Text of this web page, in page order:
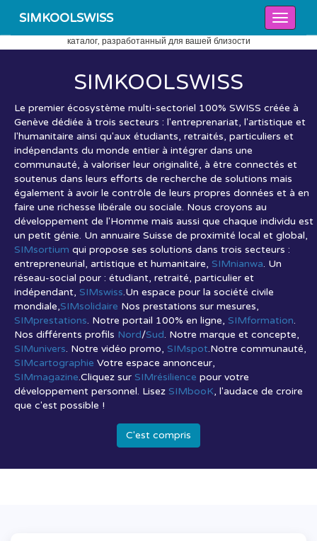
SIMKOOLSWISS
каталог, разработанный для вашей близости
SIMKOOLSWISS
Le premier écosystème multi-sectoriel 100% SWISS créée à
Genève dédiée à trois secteurs : l'entreprenariat, l'artistique et
l'humanitaire ainsi qu'aux étudiants, retraités, particuliers et
indépendants du monde entier à intégrer dans une
communauté, à valoriser leur originalité, à être connectés et
soutenus dans leurs efforts de recherche de solutions mais
également à avoir le contrôle de leurs propres données et à en
faire une richesse libérale ou sociale. Nous croyons au
développement de l'Homme mais aussi que chaque individu est
un petit génie. Un annuaire Suisse de proximité local et global,
SIMsortium qui propose ses solutions dans trois secteurs :
entrepreneurial, artistique et humanitaire, SIMnianwa. Un
réseau-social pour : étudiant, retraité, particulier et
indépendant, SIMswiss.Un espace pour la société civile
mondiale,SIMsolidaire Nos prestations sur mesures,
SIMprestations. Notre portail 100% en ligne, SIMformation.
Nos différents profils Nord/Sud. Notre marque et concepte,
SIMunivers. Notre vidéo promo, SIMspot.Notre communauté,
SIMcartographie Votre espace annonceur,
SIMmagazine.Cliquez sur SIMrésilience pour votre
développement personnel. Lisez SIMbooK, l'audace de croire
que c'est possible !
C'est compris